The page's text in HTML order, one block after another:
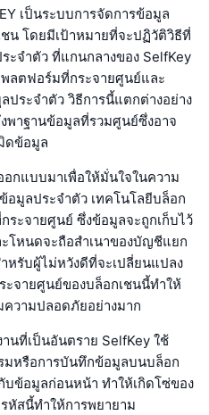
เป็นระบบการจัดการข้อมูล
น โดยมีเป้าหมายที่จะปฏิวัติวิธีที่
จำตัว ที่แกนกลางของ SelfKey
ลตฟอร์มที่กระจายศูนย์และ
ระจำตัว วิธีการนี้แตกต่างอย่าง
พาฐานข้อมูลที่รวมศูนย์ซึ่งอาจ
ดข้อมูล
กแบบมาเพื่อให้มั่นใจในความ
มูลประจำตัว เทคโนโลยีบล็อก
ะจายศูนย์ ซึ่งข้อมูลจะถูกเก็บไว้
โหนดจะถือสำเนาของบัญชีแยก
หรับผู้ไม่หวังดีที่จะเปลี่ยนแปลง
จายศูนย์ของบล็อกเชนนี้ทำให้
ความปลอดภัยอย่างมาก
นที่เป็นอันตราย SelfKey ใช้
มหรือการบันทึกข้อมูลบนบล็อก
บข้อมูลก่อนหน้า ทำให้เกิดโซ่ของ
หัสนี้ทำให้การพยายาม